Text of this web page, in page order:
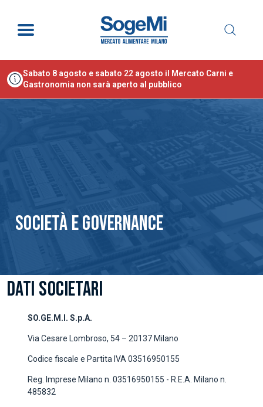
Sabato 8 agosto e sabato 22 agosto il Mercato Carni e
Gastronomia non sarà aperto al pubblico
SOCIETÀ E GOVERNANCE
DATI SOCIETARI
SO.GE.M.I. S.p.A.
Via Cesare Lombroso, 54 – 20137 Milano
Codice fiscale e Partita IVA 03516950155
Reg. Imprese Milano n. 03516950155 - R.E.A. Milano n.
485832